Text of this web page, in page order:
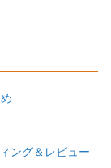
ング＆レビュー